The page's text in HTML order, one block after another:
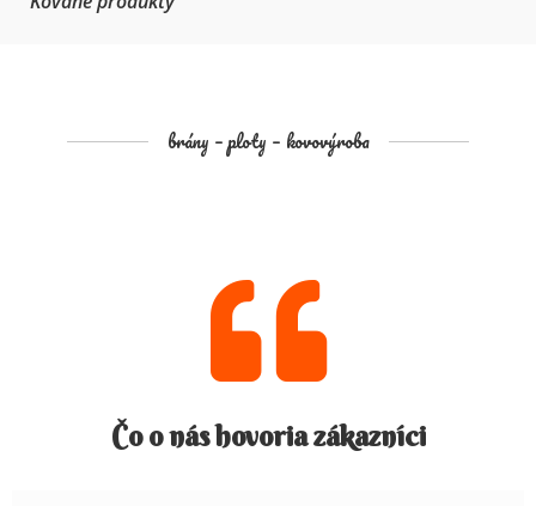
brány – ploty – kovovýroba
Čo o nás hovoria zákazníci